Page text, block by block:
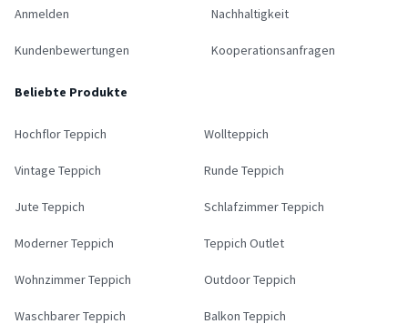
Anmelden
Kundenbewertungen
Nachhaltigkeit
Kooperationsanfragen
Beliebte Produkte
Hochflor Teppich Wollteppich
Vintage Teppich Runde Teppich
Jute Teppich Schlafzimmer Teppich
Moderner Teppich Teppich Outlet
Wohnzimmer Teppich Outdoor Teppich
Waschbarer Teppich Balkon Teppich